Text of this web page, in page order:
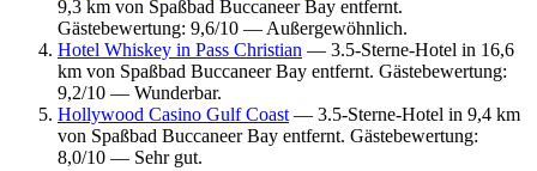
9,3 km von Spaßbad Buccaneer Bay entfernt.
Gästebewertung: 9,6/10 — Außergewöhnlich.
Hotel Whiskey in Pass Christian — 3.5-Sterne-Hotel in 16,6
km von Spaßbad Buccaneer Bay entfernt. Gästebewertung:
9,2/10 — Wunderbar.
Hollywood Casino Gulf Coast — 3.5-Sterne-Hotel in 9,4 km
von Spaßbad Buccaneer Bay entfernt. Gästebewertung:
8,0/10 — Sehr gut.